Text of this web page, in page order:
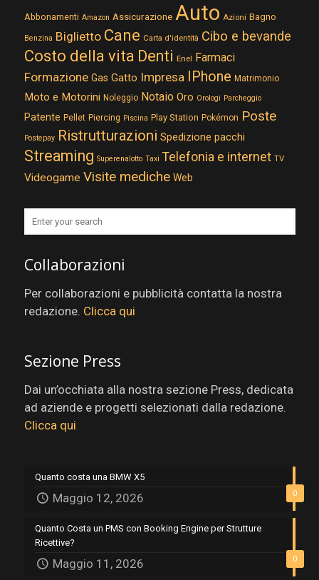
Abbonamenti Amazon Assicurazione Auto Azioni Bagno
Benzina Biglietto Cane Carta d'identità Cibo e bevande
Costo della vita Denti Enel Farmaci
Formazione Gas Gatto Impresa IPhone Matrimonio
Moto e Motorini Noleggio Notaio Oro Orologi Parcheggio
Patente Pellet Piercing Piscina Play Station Pokémon Poste
Postepay Ristrutturazioni Spedizione pacchi
Streaming Superenalotto Taxi Telefonia e internet TV
Videogame Visite mediche Web
Collaborazioni
Per collaborazioni e pubblicità contatta la nostra
redazione. Clicca qui
Sezione Press
Dai un’occhiata alla nostra sezione Press, dedicata
ad aziende e progetti selezionati dalla redazione.
Clicca qui
0
Quanto costa una BMW X5
Maggio 12, 2026
0
Quanto Costa un PMS con Booking Engine per Strutture
Ricettive?
Maggio 11, 2026